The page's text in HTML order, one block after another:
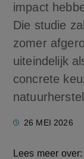
impact
Die studie
zomer
uiteindelijk
concrete
26 MEI 2026
Lees meer